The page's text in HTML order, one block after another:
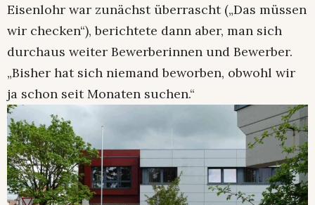
Eisenlohr war zunächst überrascht („Das müssen
wir checken“), berichtete dann aber, man sich
durchaus weiter Bewerberinnen und Bewerber.
„Bisher hat sich niemand beworben, obwohl wir
ja schon seit Monaten suchen.“